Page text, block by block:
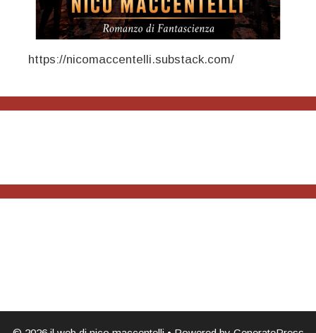
https://nicomaccentelli.substack.com/